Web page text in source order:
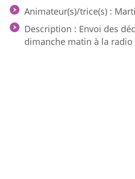
Animateur(s)/trice(s) :
Description : Envoi des
dimanche matin à la radio